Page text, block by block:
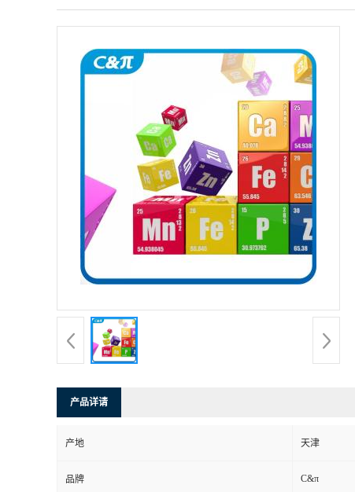
产品详请
产地 天津
品牌 C&π